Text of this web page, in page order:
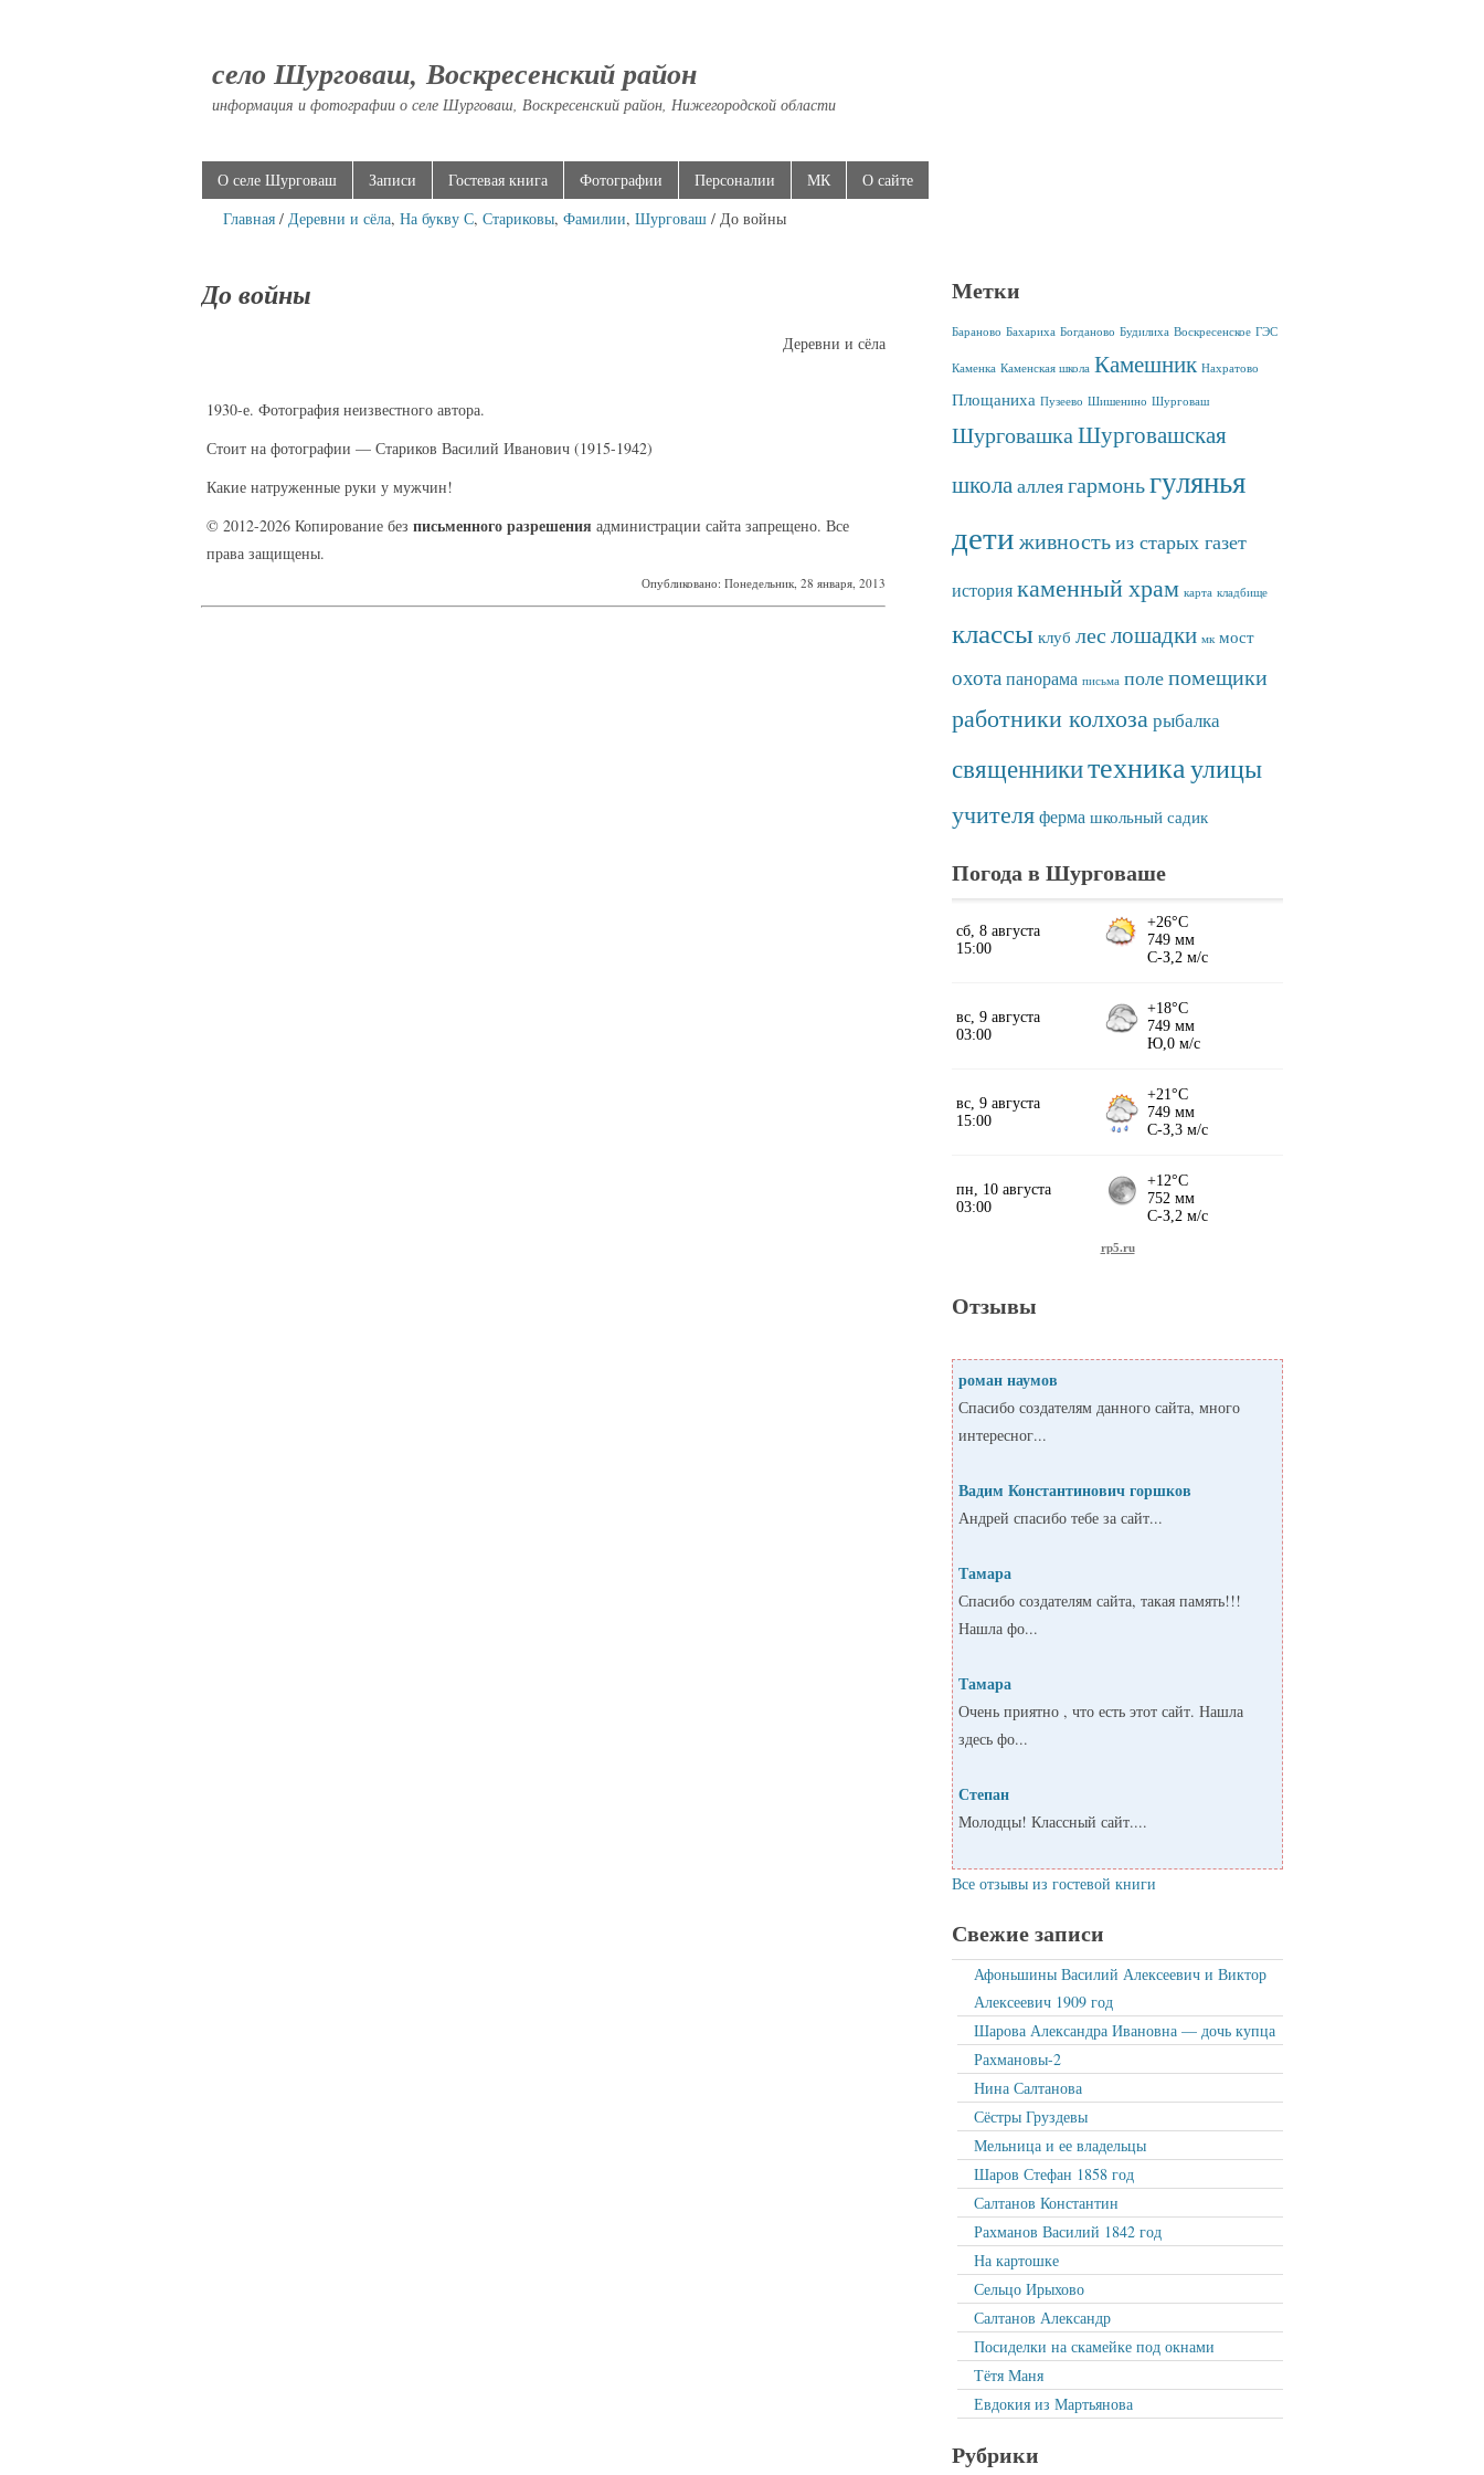
село Шурговаш, Воскресенский район
информация и фотографии о селе Шурговаш, Воскресенский район, Нижегородской области
О селе Шурговаш Записи Гостевая книга Фотографии Персоналии МК
О сайте
Главная / Деревни и сёла, На букву С, Стариковы, Фамилии, Шурговаш / До войны
До войны
Деревни и сёла
1930-е. Фотография неизвестного автора.
Стоит на фотографии — Стариков Василий Иванович (1915-1942)
Какие натруженные руки у мужчин!
© 2012-2026 Копирование без письменного разрешения администрации сайта запрещено. Все
права защищены.
Опубликовано: Понедельник, 28 января, 2013
Метки
Бараново Бахариха Богданово Будилиха Воскресенское ГЭС
Каменка Каменская школа Камешник Нахратово
Площаниха Пузеево Шишенино Шурговаш
ШурговашкаШурговашская
школа аллеягармоньгулянья
детиживностьиз старых газет
историякаменный храм карта кладбище
классы клуб леслошадки мк мост
охота панорама письма полепомещики
работники колхоза рыбалка
священникитехникаулицы
учителяферма школьный садик
Погода в Шурговаше
Отзывы
роман наумов
Спасибо создателям данного сайта, много
интересног...
Вадим Константинович горшков
Андрей спасибо тебе за сайт...
Тамара
Спасибо создателям сайта, такая память!!!
Нашла фо...
Тамара
Очень приятно , что есть этот сайт. Нашла
здесь фо...
Степан
Молодцы! Классный сайт....
Все отзывы из гостевой книги
Свежие записи
Афоньшины Василий Алексеевич и Виктор
Алексеевич 1909 год
Шарова Александра Ивановна — дочь купца
Рахмановы-2
Нина Салтанова
Сёстры Груздевы
Мельница и ее владельцы
Шаров Стефан 1858 год
Салтанов Константин
Рахманов Василий 1842 год
На картошке
Сельцо Ирыхово
Салтанов Александр
Посиделки на скамейке под окнами
Тётя Маня
Евдокия из Мартьянова
Рубрики